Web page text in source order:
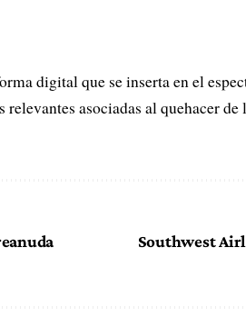
digital que se inserta en el
asociadas al quehacer
Southwest